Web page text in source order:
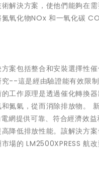
解決方案，使他們能夠在
氮氧化物NOx 和一氧化碳
案包括整合和安裝選擇性
--這是經由驗證能有效限
工作原理是透過催化轉換
氮氣，從而消除排放物。
網提供可靠、符合經濟效
降低排放性能。該解決方
場的 LM2500XPRESS 航改